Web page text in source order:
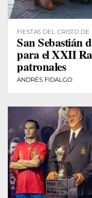
FIESTAS DEL CRISTO
San Sebastián
para el XXII
patronales
ANDRÉS FIDALGO